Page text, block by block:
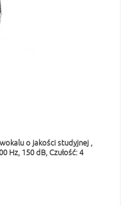
o jakości studyjnej ,
Hz, 150 dB, Czułość: 4